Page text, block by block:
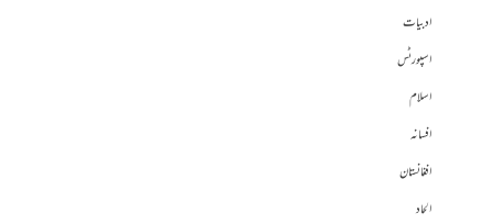
ادبیات
اسپورٹس
اسلام
افسانہ
افغانستان
الحاد